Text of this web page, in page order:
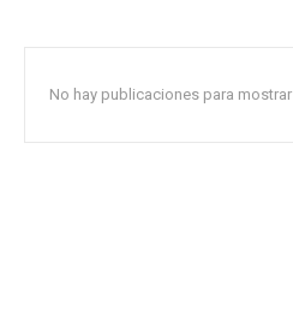
No hay publicaciones para mostrar